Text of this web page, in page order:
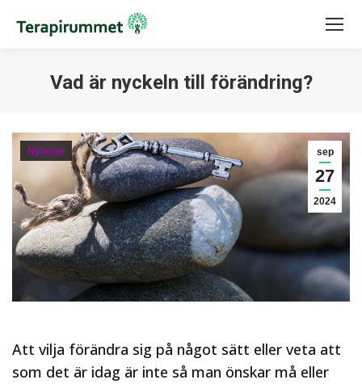
Vad är nyckeln till förändring?
sep
27
2024
Nyheter
Att vilja förändra sig på något sätt eller veta att
som det är idag är inte så man önskar må eller